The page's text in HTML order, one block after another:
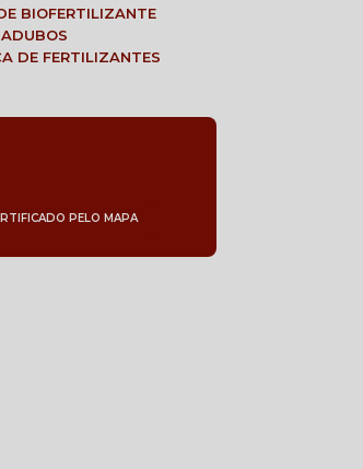
BIOFERTILIZANTE
DE FERTILIZANTES
PELO MAPA